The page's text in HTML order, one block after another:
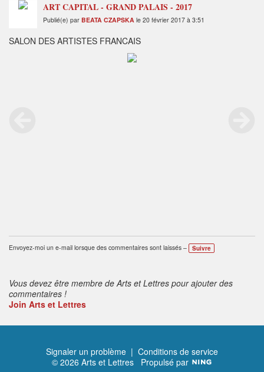
ART CAPITAL - GRAND PALAIS - 2017
Publié(e) par BEATA CZAPSKA le 20 février 2017 à 3:51
SALON DES ARTISTES FRANCAIS
Envoyez-moi un e-mail lorsque des commentaires sont laissés – Suivre
Vous devez être membre de Arts et Lettres pour ajouter des
commentaires !
Join Arts et Lettres
Signaler un problème | Conditions de service
© 2026 Arts et Lettres Propulsé par